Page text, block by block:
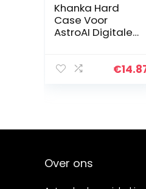
Khanka Hard
Case Voor
AstroAI Digitale
Meter
€
Over ons